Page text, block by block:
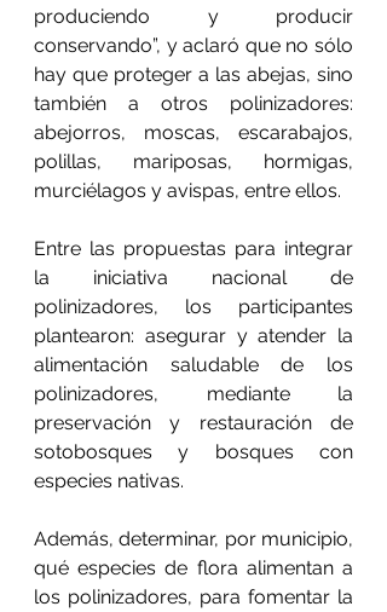
produciendo y producir
conservando”, y aclaró que no sólo
hay que proteger a las abejas, sino
también a otros polinizadores:
abejorros, moscas, escarabajos,
polillas, mariposas, hormigas,
murciélagos y avispas, entre ellos.
Entre las propuestas para integrar
la iniciativa nacional de
polinizadores, los participantes
plantearon: asegurar y atender la
alimentación saludable de los
polinizadores, mediante la
preservación y restauración de
sotobosques y bosques con
especies nativas.
Además, determinar, por municipio,
qué especies de flora alimentan a
los polinizadores, para fomentar la